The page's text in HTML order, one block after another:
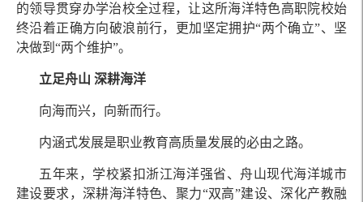
的领导贯穿办学治校全过程，让这所海洋特色高职院校始
终沿着正确方向破浪前行，更加坚定拥护“两个确立”、坚
决做到“两个维护”。
立足舟山 深耕海洋
向海而兴，向新而行。
内涵式发展是职业教育高质量发展的必由之路。
五年来，学校紧扣浙江海洋强省、舟山现代海洋城市
建设要求，深耕海洋特色、聚力“双高”建设、深化产教融